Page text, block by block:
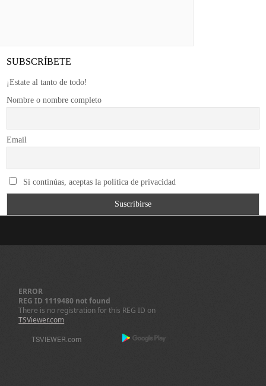
SUBSCRÍBETE
¡Estate al tanto de todo!
Nombre o nombre completo
Email
Si continúas, aceptas la política de privacidad
ERROR
REG ID 1119480 not found
There is no registration for this REG ID on
TSViewer.com